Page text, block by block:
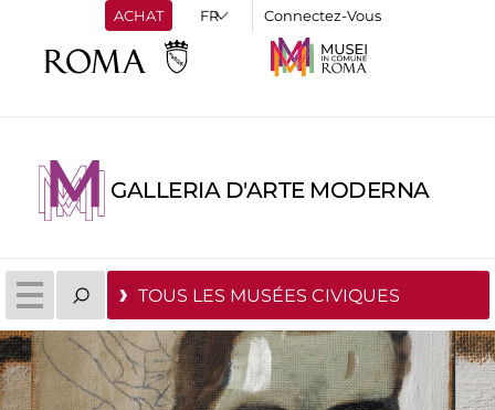
ACHAT Connectez-Vous
GALLERIA D'ARTE MODERNA
TOUS LES MUSÉES CIVIQUES